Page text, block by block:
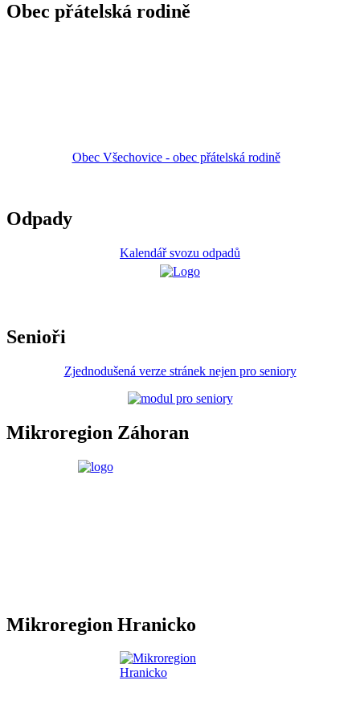
Obec přátelská rodině
Obec Všechovice - obec přátelská rodině
Odpady
Kalendář svozu odpadů
Senioři
Zjednodušená verze stránek nejen pro seniory
Mikroregion Záhoran
Mikroregion Hranicko